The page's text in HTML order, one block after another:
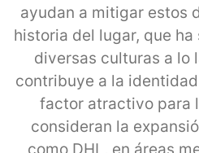
ayudan a mitigar estos
historia del lugar, que
diversas culturas a lo
contribuye a la
factor atractivo para
consideran la
como DHL, en áreas